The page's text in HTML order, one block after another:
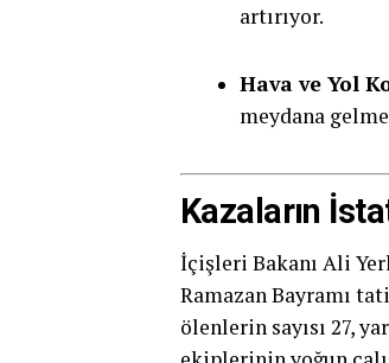
artırıyor.
Hava ve Yol
meydana
Kazaların
İçişleri Bakanı Ali
Ramazan Bayramı
ölenlerin sayısı 27,